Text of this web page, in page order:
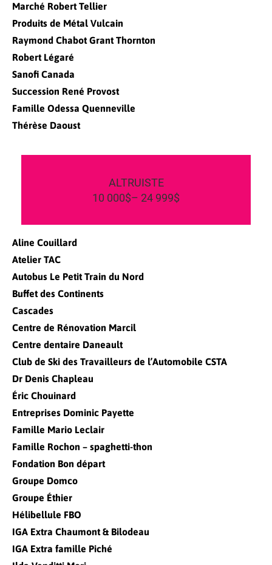
Marché Robert Tellier
Produits de Métal Vulcain
Raymond Chabot Grant Thornton
Robert Légaré
Sanofi Canada
Succession René Provost
Famille Odessa Quenneville
Thérèse Daoust
ALTRUISTE
10 000$– 24 999$
Aline Couillard
Atelier TAC
Autobus Le Petit Train du Nord
Buffet des Continents
Cascades
Centre de Rénovation Marcil
Centre dentaire Daneault
Club de Ski des Travailleurs de l’Automobile CSTA
Dr Denis Chapleau
Éric Chouinard
Entreprises Dominic Payette
Famille Mario Leclair
Famille Rochon – spaghetti-thon
Fondation Bon départ
Groupe Domco
Groupe Éthier
Hélibellule FBO
IGA Extra Chaumont & Bilodeau
IGA Extra famille Piché